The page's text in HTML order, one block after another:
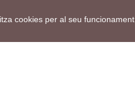
cookies per al seu funcionament.